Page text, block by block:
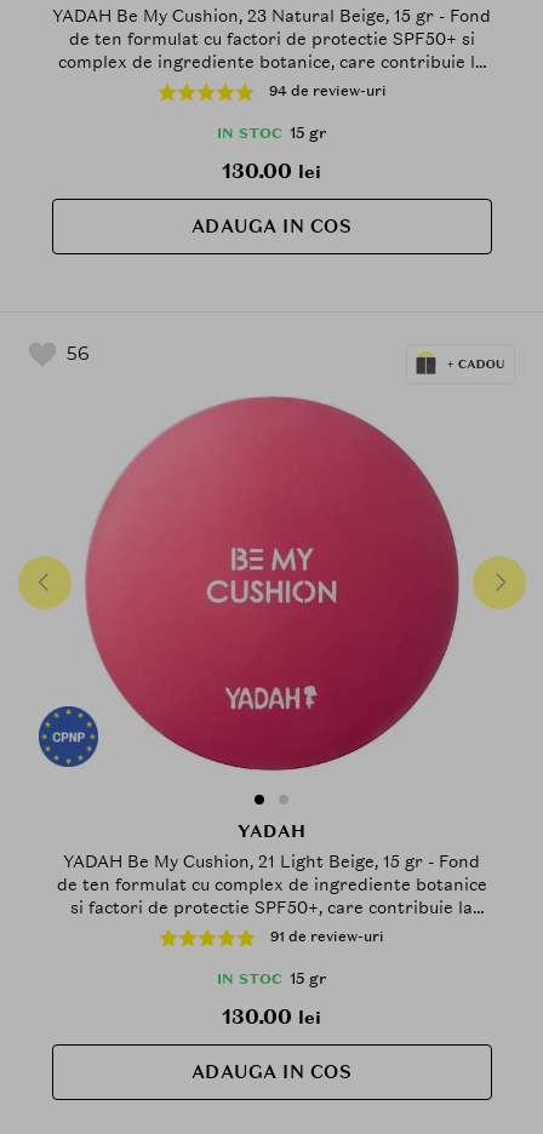
YADAH Be My Cushion, 23 Natural Beige, 15 gr - Fond
de ten formulat cu factori de protectie SPF50+ si
complex de ingrediente botanice, care contribuie la
luminozitatea pielii si la mentinerea confortului
cutanat
94 de review-uri
IN STOC 15 gr
130.00 lei
ADAUGA IN COS
56
YADAH
YADAH Be My Cushion, 21 Light Beige, 15 gr - Fond
de ten formulat cu complex de ingrediente botanice
si factori de protectie SPF50+, care contribuie la
luminozitatea pielii si la metinerea aspectului
uniform
91 de review-uri
IN STOC 15 gr
130.00 lei
ADAUGA IN COS